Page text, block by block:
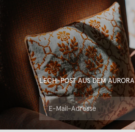
LECH-POST AUS DEM AURORA
E-Mail-Adresse